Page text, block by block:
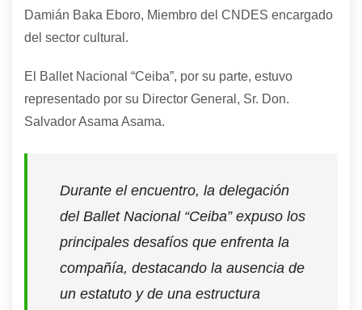
Damián Baka Eboro, Miembro del CNDES encargado
del sector cultural.
El Ballet Nacional “Ceiba”, por su parte, estuvo
representado por su Director General, Sr. Don.
Salvador Asama Asama.
Durante el encuentro, la delegación
del Ballet Nacional “Ceiba” expuso los
principales desafíos que enfrenta la
compañía, destacando la ausencia de
un estatuto y de una estructura